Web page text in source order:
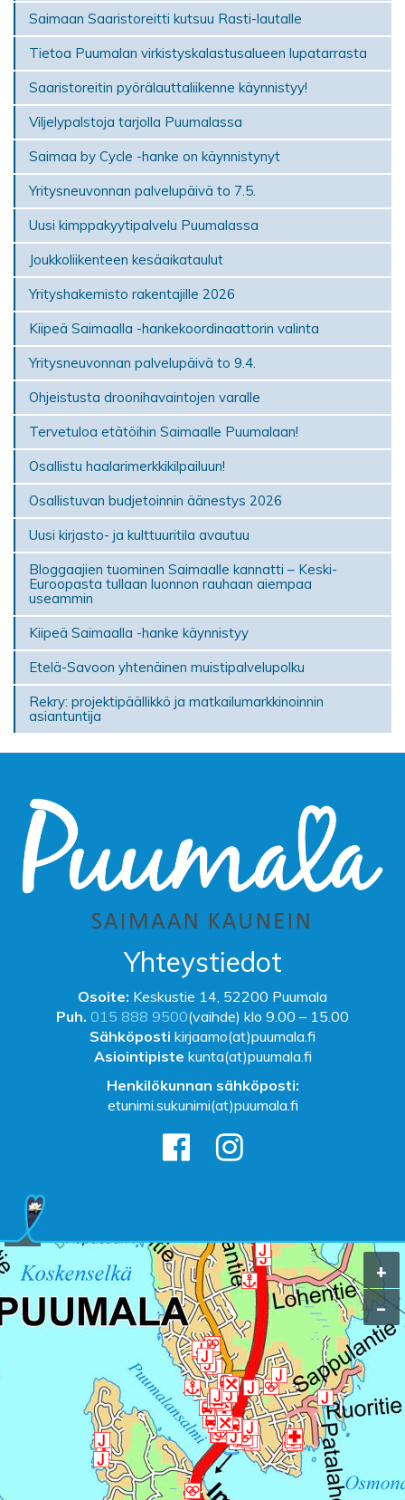
Saimaan Saaristoreitti kutsuu Rasti-lautalle
Tietoa Puumalan virkistyskalastusalueen lupatarrasta
Saaristoreitin pyörälauttaliikenne käynnistyy!
Viljelypalstoja tarjolla Puumalassa
Saimaa by Cycle -hanke on käynnistynyt
Yritysneuvonnan palvelupäivä to 7.5.
Uusi kimppakyytipalvelu Puumalassa
Joukkoliikenteen kesäaikataulut
Yrityshakemisto rakentajille 2026
Kiipeä Saimaalla -hankekoordinaattorin valinta
Yritysneuvonnan palvelupäivä to 9.4.
Ohjeistusta droonihavaintojen varalle
Tervetuloa etätöihin Saimaalle Puumalaan!
Osallistu haalarimerkkikilpailuun!
Osallistuvan budjetoinnin äänestys 2026
Uusi kirjasto- ja kulttuuritila avautuu
Bloggaajien tuominen Saimaalle kannatti – Keski-
Euroopasta tullaan luonnon rauhaan aiempaa
useammin
Kiipeä Saimaalla -hanke käynnistyy
Etelä-Savoon yhtenäinen muistipalvelupolku
Rekry: projektipäällikkö ja matkailumarkkinoinnin
asiantuntija
Yhteystiedot
Osoite: Keskustie 14, 52200 Puumala
Puh. 015 888 9500(vaihde) klo 9.00 – 15.00
Sähköposti kirjaamo(at)puumala.fi
Asiointipiste kunta(at)puumala.fi
Henkilökunnan sähköposti:
etunimi.sukunimi(at)puumala.fi